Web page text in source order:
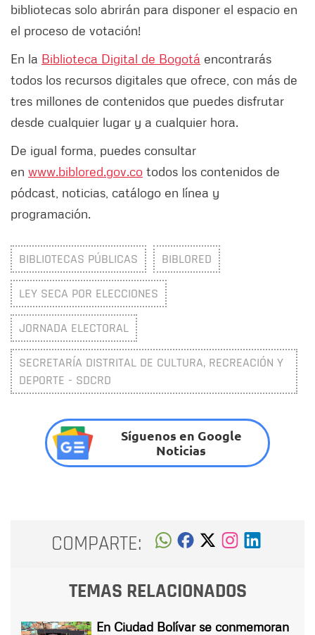
bibliotecas solo abrirán para disponer el espacio en
el proceso de votación!
En la Biblioteca Digital de Bogotá encontrarás
todos los recursos digitales que ofrece, con más de
tres millones de contenidos que puedes disfrutar
desde cualquier lugar y a cualquier hora.
De igual forma, puedes consultar
en www.biblored.gov.co todos los contenidos de
pódcast, noticias, catálogo en línea y
programación.
BIBLIOTECAS PÚBLICAS BIBLORED
LEY SECA POR ELECCIONES
JORNADA ELECTORAL
SECRETARÍA DISTRITAL DE CULTURA, RECREACIÓN Y
DEPORTE - SDCRD
Síguenos en Google
Noticias
COMPARTE:
TEMAS RELACIONADOS
En Ciudad Bolívar se conmemoran